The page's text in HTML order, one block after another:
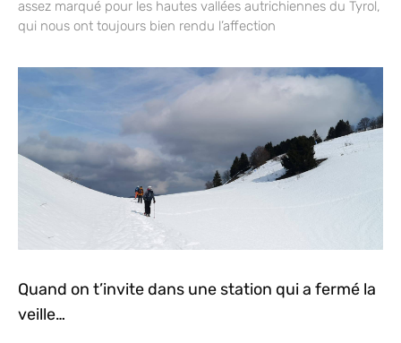
assez marqué pour les hautes vallées autrichiennes du Tyrol,
qui nous ont toujours bien rendu l’affection
Quand on t’invite dans une station qui a fermé la
veille…